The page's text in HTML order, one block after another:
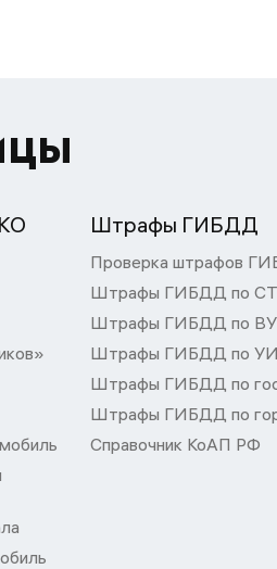
Штрафы ГИБДД
Проверка штрафов
Штрафы ГИБДД по
Штрафы ГИБДД по ВУ
Штрафы ГИБДД по
Штрафы ГИБДД по
Штрафы ГИБДД по
Справочник КоАП РФ